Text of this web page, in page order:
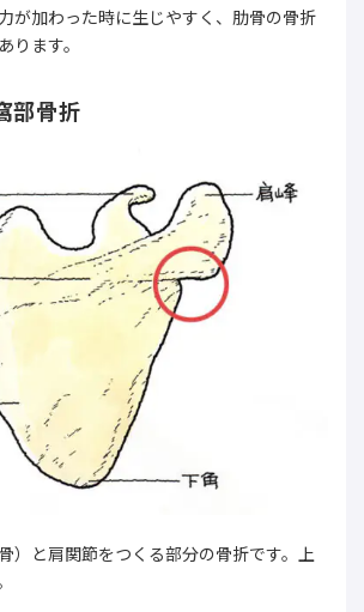
が加わった時に生じやすく、肋骨の骨折
ります。
部骨折
）と肩関節をつくる部分の骨折です。上